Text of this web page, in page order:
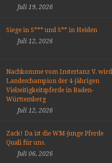
Juli 19, 2026
Siege in S*** und S** in Heiden
Juli 12, 2026
Nachkomme vom Instertanz V. wird
Landeschampion der 4-jährigen
Vielseitigkeitspferde in Baden-
Württemberg
Juli 12, 2026
Zack! Da ist die WM-junge Pferde
Quali für uns.
Juli 06, 2026